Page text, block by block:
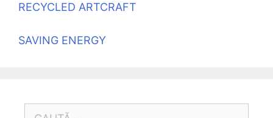
RECYCLED ARTCRAFT
SAVING ENERGY